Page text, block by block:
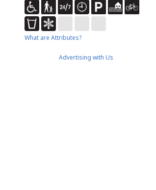
What are Attributes?
Advertising with Us